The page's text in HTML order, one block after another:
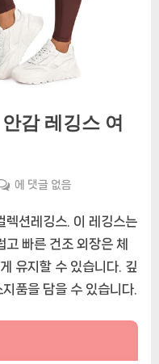
감 레깅스 여
CRZ
가
보
플
리
에 댓글 없음
렉션레깅스. 이 레깅스는
빠른 건조 외장은 체
유지할 수 있습니다. 깊
품을 담을 수 있습니다.